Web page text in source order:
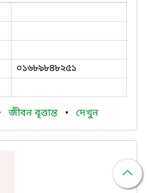
০১৬৮৯৮৪৮২৫১
জীবন বৃত্তান্ত • দেখুন